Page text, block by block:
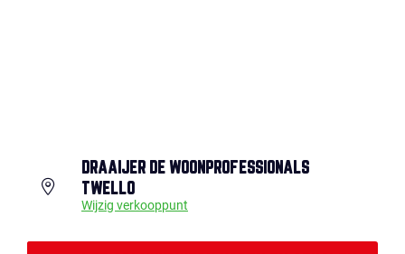
DRAAIJER DE WOONPROFESSIONALS
TWELLO
Wijzig verkooppunt